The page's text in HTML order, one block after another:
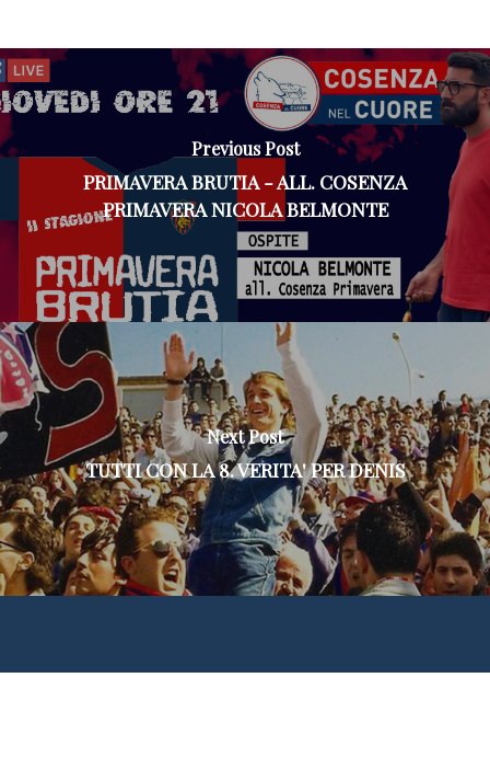
Previous Post
PRIMAVERA BRUTIA - ALL. COSENZA
PRIMAVERA NICOLA BELMONTE
Next Post
TUTTI CON LA 8. VERITA' PER DENIS